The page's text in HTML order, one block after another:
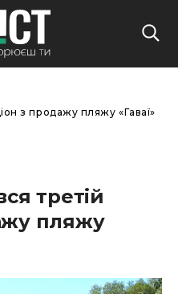
з продажу пляжу «Гаваї»
третій
пляжу